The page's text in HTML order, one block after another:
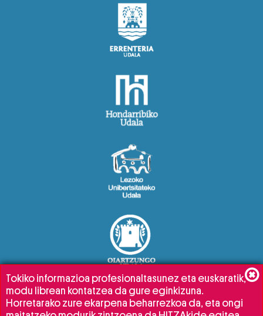
Tokiko informazioa profesionaltasunez eta euskaratik,
modu librean kontatzea da gure eginkizuna.
Horretarako zure ekarpena beharrezkoa da, eta ongi